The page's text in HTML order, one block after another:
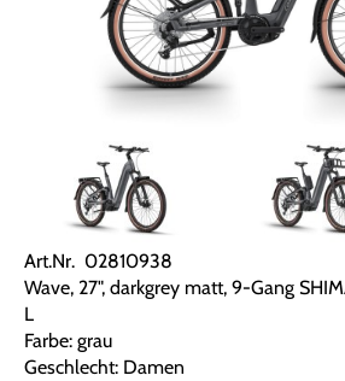
Art.Nr. 02810938
Wave, 27", darkgrey matt, 9-Gang
L
Farbe: grau
Geschlecht: Damen